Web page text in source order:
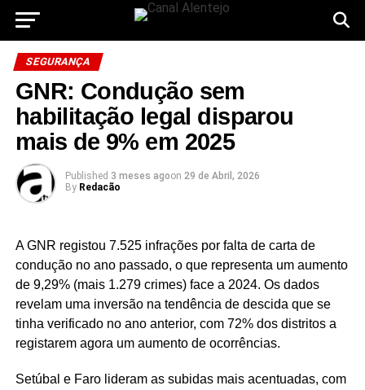
SEGURANÇA
GNR: Condução sem
habilitação legal disparou
mais de 9% em 2025
Published 3 meses agoon 29 de Abril, 2026
By Redacão
A GNR registou 7.525 infrações por falta de carta de
condução no ano passado, o que representa um aumento
de 9,29% (mais 1.279 crimes) face a 2024. Os dados
revelam uma inversão na tendência de descida que se
tinha verificado no ano anterior, com 72% dos distritos a
registarem agora um aumento de ocorrências.
Setúbal e Faro lideram as subidas mais acentuadas, com